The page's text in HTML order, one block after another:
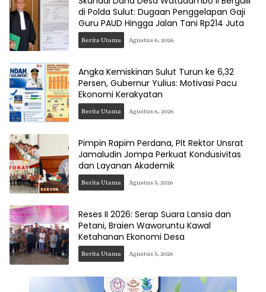
di Polda Sulut: Dugaan Penggelapan Gaji
Guru PAUD Hingga Jalan Tani Rp214 Juta
Berita Utama Agustus 6, 2026
Angka Kemiskinan Sulut Turun ke 6,32
Persen, Gubernur Yulius: Motivasi Pacu
Ekonomi Kerakyatan
Berita Utama Agustus 6, 2026
Pimpin Rapim Perdana, Plt Rektor Unsrat
Jamaludin Jompa Perkuat Kondusivitas
dan Layanan Akademik
Berita Utama Agustus 5, 2026
Reses II 2026: Serap Suara Lansia dan
Petani, Braien Waworuntu Kawal
Ketahanan Ekonomi Desa
Berita Utama Agustus 5, 2026